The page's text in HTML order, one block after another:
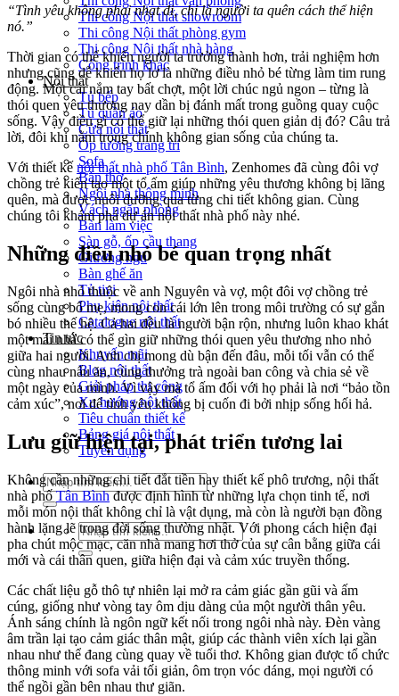
Thi công Nội thất showroom
Thi công Nội thất phòng gym
Thi công Nội thất nhà hàng
Công trình khác
Nội thất
Tủ bếp
Tủ quần áo
Cửa nội thất
Ốp tường trang trí
Sofa
Bàn thờ
Ngôi nhà thông minh
Vách ngăn phòng
Bàn làm việc
Sàn gỗ, ốp cầu thang
Giường ngủ
Bàn ghế ăn
Tủ tivi
Phụ kiện nội thất
Catalogue nội thất
Tin tức
Khuyến mãi
Blog nội thất
Giải pháp thi công
Xu hướng nội thất
Tiêu chuẩn thiết kế
Bảng giá nội thất
Tuyển dụng
Tìm
kiếm:
Tìm
kiếm:
“Tình yêu không phai nhạt đi, chỉ là người ta quên cách thể hiện
nó.”
Thời gian có thể khiến người ta trưởng thành hơn, trải nghiệm hơn
nhưng cũng dễ khiến họ lơ là những điều nhỏ bé từng làm tim rung
động. Một cái nắm tay bất chợt, một lời chúc ngủ ngon – từng là
thói quen yêu thương nay dần bị đánh mất trong guồng quay cuộc
sống. Vậy điều gì có thể giữ lại những thói quen giản dị đó? Câu trả
lời, đôi khi nằm trong chính không gian sống của chúng ta.
Với thiết kế nội thất nhà phố Tân Bình, Zenhomes đã cùng đôi vợ
chồng trẻ kiến tạo một tổ ấm giúp những yêu thương không bị lãng
quên, mà được nuôi dưỡng qua từng chi tiết không gian. Cùng
chúng tôi khám phá dự án nội thất nhà phố này nhé.
Những điều nhỏ bé quan trọng nhất
Ngôi nhà nhỏ thuộc về anh Nguyên và vợ, một đôi vợ chồng trẻ
sống cùng bố mẹ, mong con cái lớn lên trong môi trường có sự gắn
bó nhiều thế hệ. Cả hai đều là người bận rộn, nhưng luôn khao khát
một mái nhà có thể gìn giữ những thói quen yêu thương nho nhỏ
giữa hai người. Anh chị mong dù bận đến đâu, mỗi tối vẫn có thể
cùng nhau nấu ăn, cùng thưởng trà ngoài ban công và chia sẻ về
một ngày của mình. Vì vậy mà tổ ấm đối với họ phải là nơi “bảo tồn
cảm xúc”, nơi để tình yêu không bị cuốn đi bởi nhịp sống hối hả.
Lưu giữ hiện tại, phát triển tương lai
Không cần những chi tiết đắt tiền hay thiết kế phô trương, nội thất
nhà phốTân Bìnhđược định hình từ những lựa chọn tinh tế, nơi
mỗi món nội thất không chỉ là vật dụng, mà còn là người bạn đồng
hành lặng lẽ trong đời sống thường nhật. Với phong cách hiện đại
pha chút mộc mạc, căn nhà mang hơi thở của sự cân bằng giữa cái
mới và cái thân quen, giữa hiện đại và cảm xúc truyền thống.
Các chất liệu gỗ thô tự nhiên lại mở ra cảm giác gần gũi và ấm
cúng, giống như vòng tay ôm dịu dàng của một người thân yêu.
Ánh sáng chính là ngôn ngữ kết nối trong ngôi nhà này. Đèn vàng
âm trần lại tạo cảm giác thân mật, giúp các thành viên xích lại gần
nhau như thể đang cùng quay về tuổi thơ. Không gian được tổ chức
thông minh với sofa vải tối giản, ôm trọn vóc dáng, mọi người có
thể ngồi gần bên nhau thư giãn.